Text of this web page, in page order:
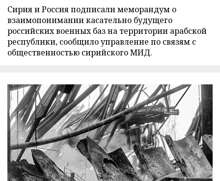
Сирия и Россия подписали меморандум о
взаимопонимании касательно будущего
российских военных баз на территории арабской
республики, сообщило управление по связям с
общественностью сирийского МИД.